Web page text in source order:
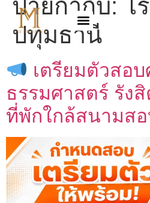
ป้ายกำกับ: โ
ปทุมธานี
เตรียมตัวสอ
ธรรมศาสตร์ รัง
ที่พักใกล้สนามส